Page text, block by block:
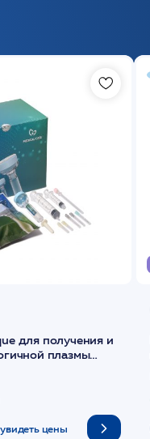
для получения и
плазмы
Case
цены